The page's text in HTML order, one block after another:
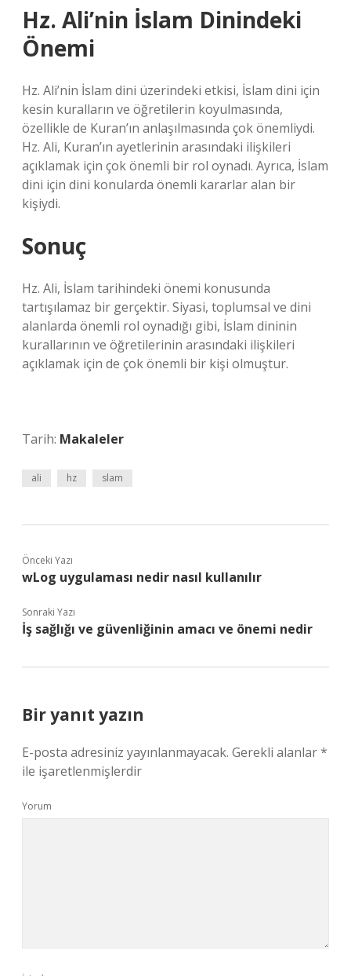
Hz. Ali’nin İslam Dinindeki
Önemi
Hz. Ali’nin İslam dini üzerindeki etkisi, İslam dini için
kesin kuralların ve öğretilerin koyulmasında,
özellikle de Kuran’ın anlaşılmasında çok önemliydi.
Hz. Ali, Kuran’ın ayetlerinin arasındaki ilişkileri
açıklamak için çok önemli bir rol oynadı. Ayrıca, İslam
dini için dini konularda önemli kararlar alan bir
kişiydi.
Sonuç
Hz. Ali, İslam tarihindeki önemi konusunda
tartışılamaz bir gerçektir. Siyasi, toplumsal ve dini
alanlarda önemli rol oynadığı gibi, İslam dininin
kurallarının ve öğretilerinin arasındaki ilişkileri
açıklamak için de çok önemli bir kişi olmuştur.
Tarih: Makaleler
ali hz slam
Önceki Yazı
wLog uygulaması nedir nasıl kullanılır
Sonraki Yazı
İş sağlığı ve güvenliğinin amacı ve önemi nedir
Bir yanıt yazın
E-posta adresiniz yayınlanmayacak. Gerekli alanlar*
ile işaretlenmişlerdir
Yorum